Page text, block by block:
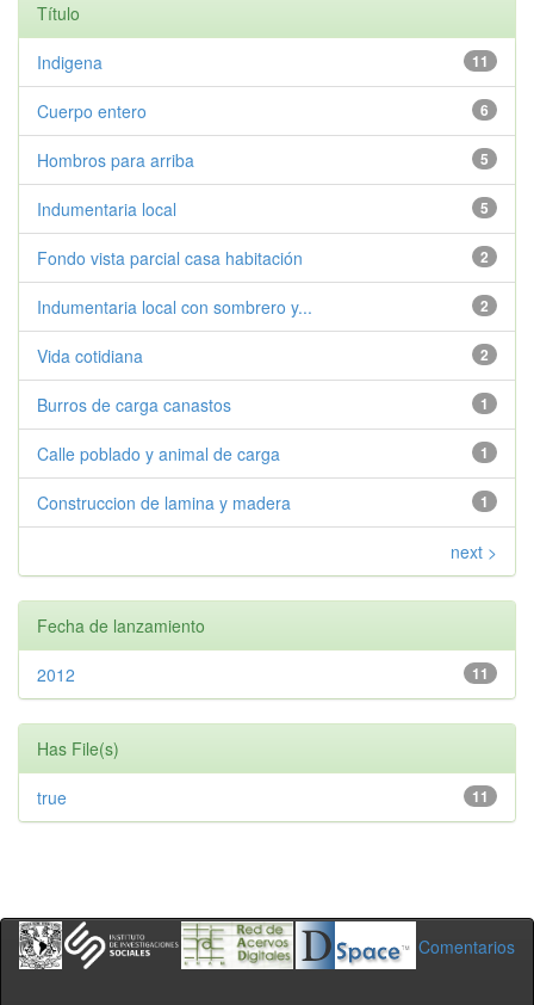
Título
11
Indigena
6
Cuerpo entero
5
Hombros para arriba
5
Indumentaria local
2
Fondo vista parcial casa habitación
2
Indumentaria local con sombrero y...
2
Vida cotidiana
1
Burros de carga canastos
1
Calle poblado y animal de carga
1
Construccion de lamina y madera
next >
Fecha de lanzamiento
11
2012
Has File(s)
11
true
Comentarios